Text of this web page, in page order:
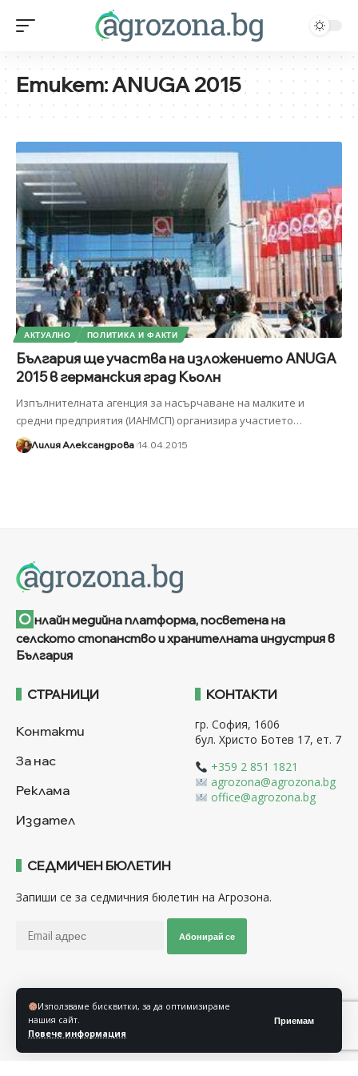
Използваме бисквитки, за да оптимизираме
нашия сайт.
Повече информация
Приемам
Етикет:ANUGA 2015
АКТУАЛНО ПОЛИТИКА И ФАКТИ
България ще участва на изложението ANUGA
2015 в германския град Кьолн
Изпълнителната агенция за насърчаване на малките и
средни предприятия (ИАНМСП) организира участието…
Лилия Александрова 14.04.2015
О нлайн медийна платформа, посветена на
селското стопанство и хранителната индустрия в
България
СТРАНИЦИ
Контакти
За нас
Реклама
Издател
КОНТАКТИ
гр. София, 1606
бул. Христо Ботев 17, ет. 7
+359 2 851 1821
agrozona@agrozona.bg
office@agrozona.bg
СЕДМИЧЕН БЮЛЕТИН
Запиши се за седмичния бюлетин на Агрозона.
Абонирай се
Последвайте ни